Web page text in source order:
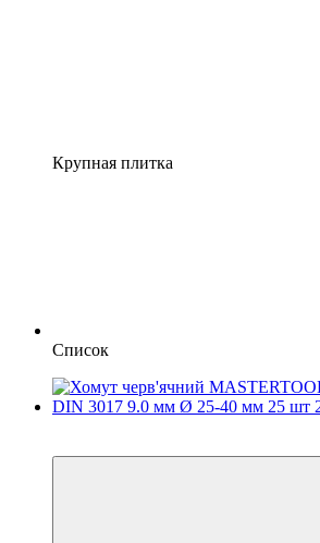
Крупная плитка
Список